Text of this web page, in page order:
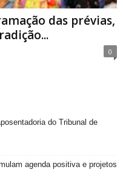
das prévias,
0
do Tribunal de
agenda positiva e projetos